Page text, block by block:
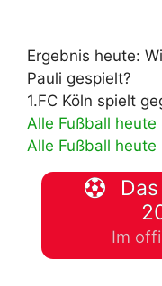
Ergebnis heute:
Pauli gespielt?
1.FC Köln spielt
Alle Fußball heute
Alle Fußball heute
Im